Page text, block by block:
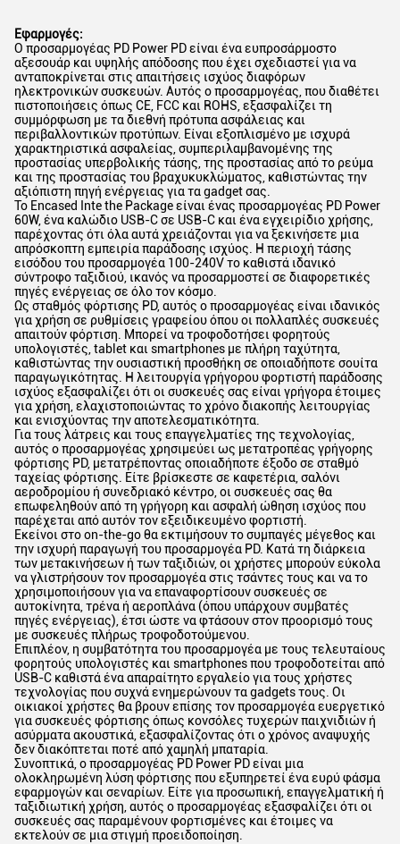
Εφαρμογές:
Ο προσαρμογέας PD Power PD είναι ένα ευπροσάρμοστο
αξεσουάρ και υψηλής απόδοσης που έχει σχεδιαστεί για να
ανταποκρίνεται στις απαιτήσεις ισχύος διαφόρων
ηλεκτρονικών συσκευών. Αυτός ο προσαρμογέας, που διαθέτει
πιστοποιήσεις όπως CE, FCC και ROHS, εξασφαλίζει τη
συμμόρφωση με τα διεθνή πρότυπα ασφάλειας και
περιβαλλοντικών προτύπων. Είναι εξοπλισμένο με ισχυρά
χαρακτηριστικά ασφαλείας, συμπεριλαμβανομένης της
προστασίας υπερβολικής τάσης, της προστασίας από το ρεύμα
και της προστασίας του βραχυκυκλώματος, καθιστώντας την
αξιόπιστη πηγή ενέργειας για τα gadget σας.
Το Encased Inte the Package είναι ένας προσαρμογέας PD Power
60W, ένα καλώδιο USB-C σε USB-C και ένα εγχειρίδιο χρήσης,
παρέχοντας ότι όλα αυτά χρειάζονται για να ξεκινήσετε μια
απρόσκοπτη εμπειρία παράδοσης ισχύος. Η περιοχή τάσης
εισόδου του προσαρμογέα 100-240V το καθιστά ιδανικό
σύντροφο ταξιδιού, ικανός να προσαρμοστεί σε διαφορετικές
πηγές ενέργειας σε όλο τον κόσμο.
Ως σταθμός φόρτισης PD, αυτός ο προσαρμογέας είναι ιδανικός
για χρήση σε ρυθμίσεις γραφείου όπου οι πολλαπλές συσκευές
απαιτούν φόρτιση. Μπορεί να τροφοδοτήσει φορητούς
υπολογιστές, tablet και smartphones με πλήρη ταχύτητα,
καθιστώντας την ουσιαστική προσθήκη σε οποιαδήποτε σουίτα
παραγωγικότητας. Η λειτουργία γρήγορου φορτιστή παράδοσης
ισχύος εξασφαλίζει ότι οι συσκευές σας είναι γρήγορα έτοιμες
για χρήση, ελαχιστοποιώντας το χρόνο διακοπής λειτουργίας
και ενισχύοντας την αποτελεσματικότητα.
Για τους λάτρεις και τους επαγγελματίες της τεχνολογίας,
αυτός ο προσαρμογέας χρησιμεύει ως μετατροπέας γρήγορης
φόρτισης PD, μετατρέποντας οποιαδήποτε έξοδο σε σταθμό
ταχείας φόρτισης. Είτε βρίσκεστε σε καφετέρια, σαλόνι
αεροδρομίου ή συνεδριακό κέντρο, οι συσκευές σας θα
επωφεληθούν από τη γρήγορη και ασφαλή ώθηση ισχύος που
παρέχεται από αυτόν τον εξειδικευμένο φορτιστή.
Εκείνοι στο on-the-go θα εκτιμήσουν το συμπαγές μέγεθος και
την ισχυρή παραγωγή του προσαρμογέα PD. Κατά τη διάρκεια
των μετακινήσεων ή των ταξιδιών, οι χρήστες μπορούν εύκολα
να γλιστρήσουν τον προσαρμογέα στις τσάντες τους και να το
χρησιμοποιήσουν για να επαναφορτίσουν συσκευές σε
αυτοκίνητα, τρένα ή αεροπλάνα (όπου υπάρχουν συμβατές
πηγές ενέργειας), έτσι ώστε να φτάσουν στον προορισμό τους
με συσκευές πλήρως τροφοδοτούμενου.
Επιπλέον, η συμβατότητα του προσαρμογέα με τους τελευταίους
φορητούς υπολογιστές και smartphones που τροφοδοτείται από
USB-C καθιστά ένα απαραίτητο εργαλείο για τους χρήστες
τεχνολογίας που συχνά ενημερώνουν τα gadgets τους. Οι
οικιακοί χρήστες θα βρουν επίσης τον προσαρμογέα ευεργετικό
για συσκευές φόρτισης όπως κονσόλες τυχερών παιχνιδιών ή
ασύρματα ακουστικά, εξασφαλίζοντας ότι ο χρόνος αναψυχής
δεν διακόπτεται ποτέ από χαμηλή μπαταρία.
Συνοπτικά, ο προσαρμογέας PD Power PD είναι μια
ολοκληρωμένη λύση φόρτισης που εξυπηρετεί ένα ευρύ φάσμα
εφαρμογών και σεναρίων. Είτε για προσωπική, επαγγελματική ή
ταξιδιωτική χρήση, αυτός ο προσαρμογέας εξασφαλίζει ότι οι
συσκευές σας παραμένουν φορτισμένες και έτοιμες να
εκτελούν σε μια στιγμή προειδοποίηση.